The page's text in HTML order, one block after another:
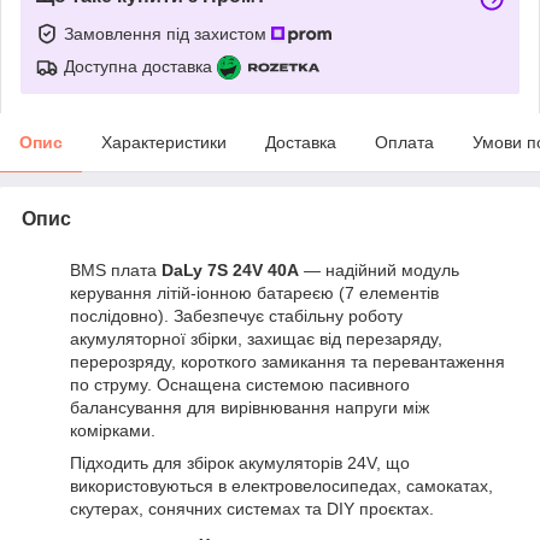
Замовлення під захистом
Доступна доставка
Опис Характеристики Доставка Оплата Умови
Опис
BMS плата DaLy 7S 24V 40A — надійний модуль
керування літій-іонною батареєю (7 елементів
послідовно). Забезпечує стабільну роботу
акумуляторної збірки, захищає від перезаряду,
перерозряду, короткого замикання та перевантаження
по струму. Оснащена системою пасивного
балансування для вирівнювання напруги між
комірками.
Підходить для збірок акумуляторів 24V, що
використовуються в електровелосипедах, самокатах,
скутерах, сонячних системах та DIY проєктах.